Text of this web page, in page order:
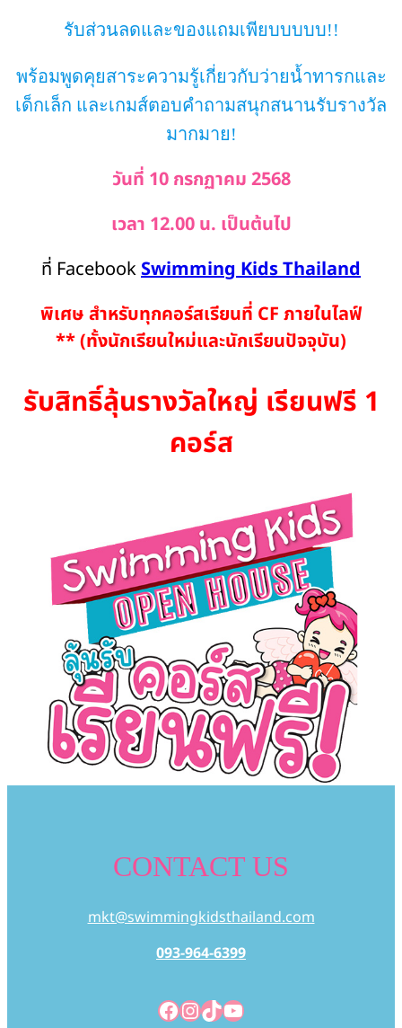
รับส่วนลดและของแถมเพียบบบบบ!!
พร้อมพูดคุยสาระความรู้เกี่ยวกับว่ายน้ำทารกและ
เด็กเล็ก และเกมส์ตอบคำถามสนุกสนานรับรางวัล
มากมาย!
วันที่ 10 กรกฏาคม 2568
เวลา 12.00 น. เป็นต้นไป
ที่ FacebookSwimming Kids Thailand
พิเศษ สำหรับทุกคอร์สเรียนที่ CF ภายในไลฟ์
** (ทั้งนักเรียนใหม่และนักเรียนปัจจุบัน)
รับสิทธิ์ลุ้นรางวัลใหญ่ เรียนฟรี 1
คอร์ส
CONTACT US
mkt@swimmingkidsthailand.com
093-964-6399
Facebook
Instagram
TikTok
YouTube